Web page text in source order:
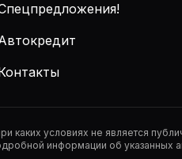
каких условиях не является
информации об указанных